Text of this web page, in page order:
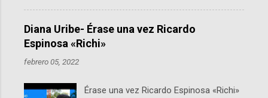
Agencia Espacial Europea en soluciones prácticas para
la vida cotidiana. Este evento, organizado por el
Planetario de Bogotá del Idartes y la Universidad de los
Andes, reúne a expertos como el presidente de Airbus
Colombia y líderes del sector aeroespacial para inspirar
por qué importa en Bogotá ActInSpace es una
Diana Uribe- Érase una vez Ricardo
Espinosa «Richi»
febrero 05, 2022
Érase una vez Ricardo Espinosa «Richi»